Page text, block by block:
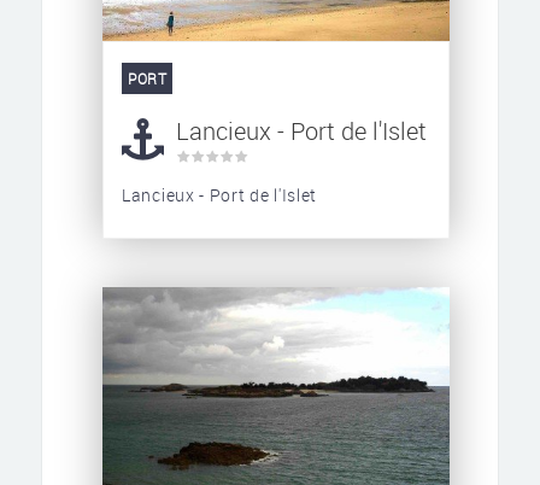
PORT
Lancieux - Port de l'Islet
Lancieux - Port de l'Islet